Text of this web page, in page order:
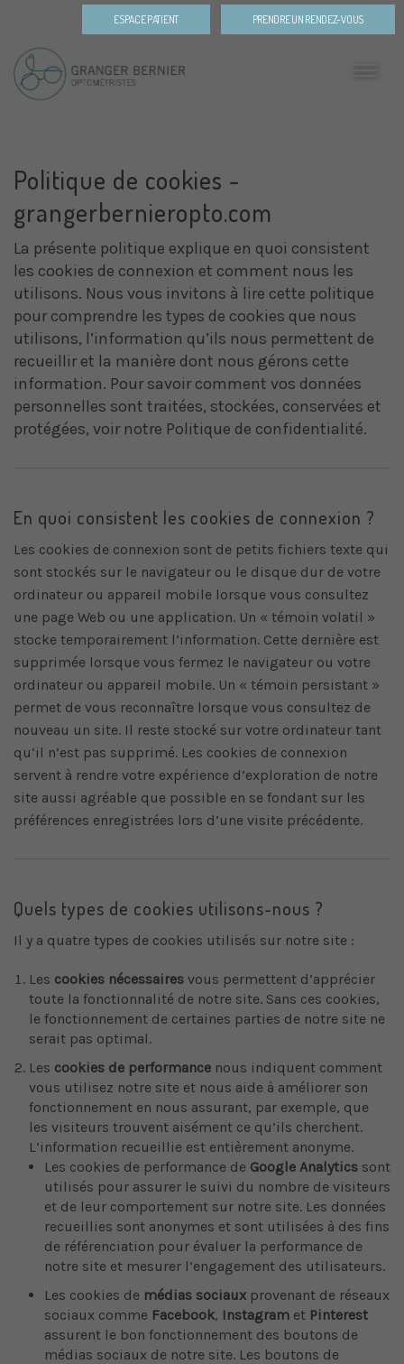
ESPACE PATIENT PRENDRE UN RENDEZ-VOUS
Politique de cookies -
grangerbernieropto.com
La présente politique explique en quoi consistent
les cookies de connexion et comment nous les
utilisons. Nous vous invitons à lire cette politique
pour comprendre les types de cookies que nous
utilisons, l’information qu’ils nous permettent de
recueillir et la manière dont nous gérons cette
information. Pour savoir comment vos données
personnelles sont traitées, stockées, conservées et
protégées, voir notre Politique de confidentialité.
En quoi consistent les cookies de connexion ?
Les cookies de connexion sont de petits fichiers texte qui
sont stockés sur le navigateur ou le disque dur de votre
ordinateur ou appareil mobile lorsque vous consultez
une page Web ou une application. Un « témoin volatil »
stocke temporairement l’information. Cette dernière est
supprimée lorsque vous fermez le navigateur ou votre
ordinateur ou appareil mobile. Un « témoin persistant »
permet de vous reconnaître lorsque vous consultez de
nouveau un site. Il reste stocké sur votre ordinateur tant
qu’il n’est pas supprimé. Les cookies de connexion
servent à rendre votre expérience d’exploration de notre
site aussi agréable que possible en se fondant sur les
préférences enregistrées lors d’une visite précédente.
Quels types de cookies utilisons-nous ?
Il y a quatre types de cookies utilisés sur notre site :
Les cookies nécessaires vous permettent d’apprécier
toute la fonctionnalité de notre site. Sans ces cookies,
le fonctionnement de certaines parties de notre site ne
serait pas optimal.
Les cookies de performance nous indiquent comment
vous utilisez notre site et nous aide à améliorer son
fonctionnement en nous assurant, par exemple, que
les visiteurs trouvent aisément ce qu’ils cherchent.
L’information recueillie est entièrement anonyme.
Les cookies de performance de Google Analytics sont
utilisés pour assurer le suivi du nombre de visiteurs
et de leur comportement sur notre site. Les données
recueillies sont anonymes et sont utilisées à des fins
de référenciation pour évaluer la performance de
notre site et mesurer l’engagement des utilisateurs.
Les cookies de médias sociauxprovenant de réseaux
sociaux comme Facebook, Instagram et Pinterest
assurent le bon fonctionnement des boutons de
médias sociaux de notre site. Les boutons de